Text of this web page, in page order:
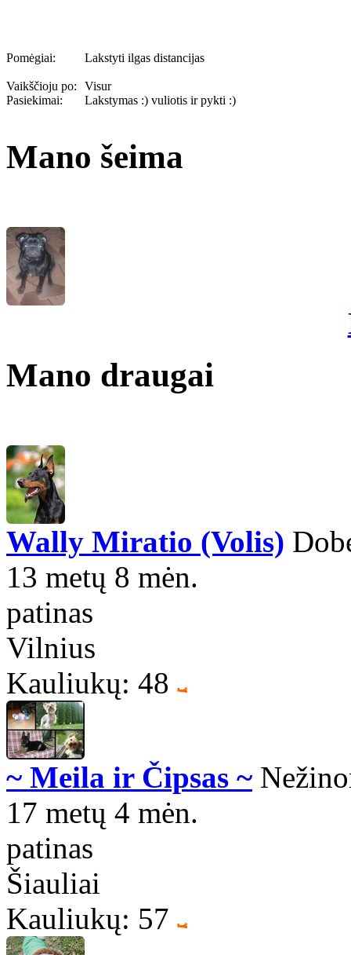
Pomėgiai: Lakstyti ilgas distancijas
Vaikščioju po:
Visur
Pasiekimai:
Lakstymas :) vuliotis ir pykti :)
Mano šeima
Mano draugai
Wally Miratio (Volis)
13 metų 8 mėn.
patinas
Vilnius
Kauliukų: 48
~ Meila ir Čipsas ~
17 metų 4 mėn.
patinas
Šiauliai
Kauliukų: 57